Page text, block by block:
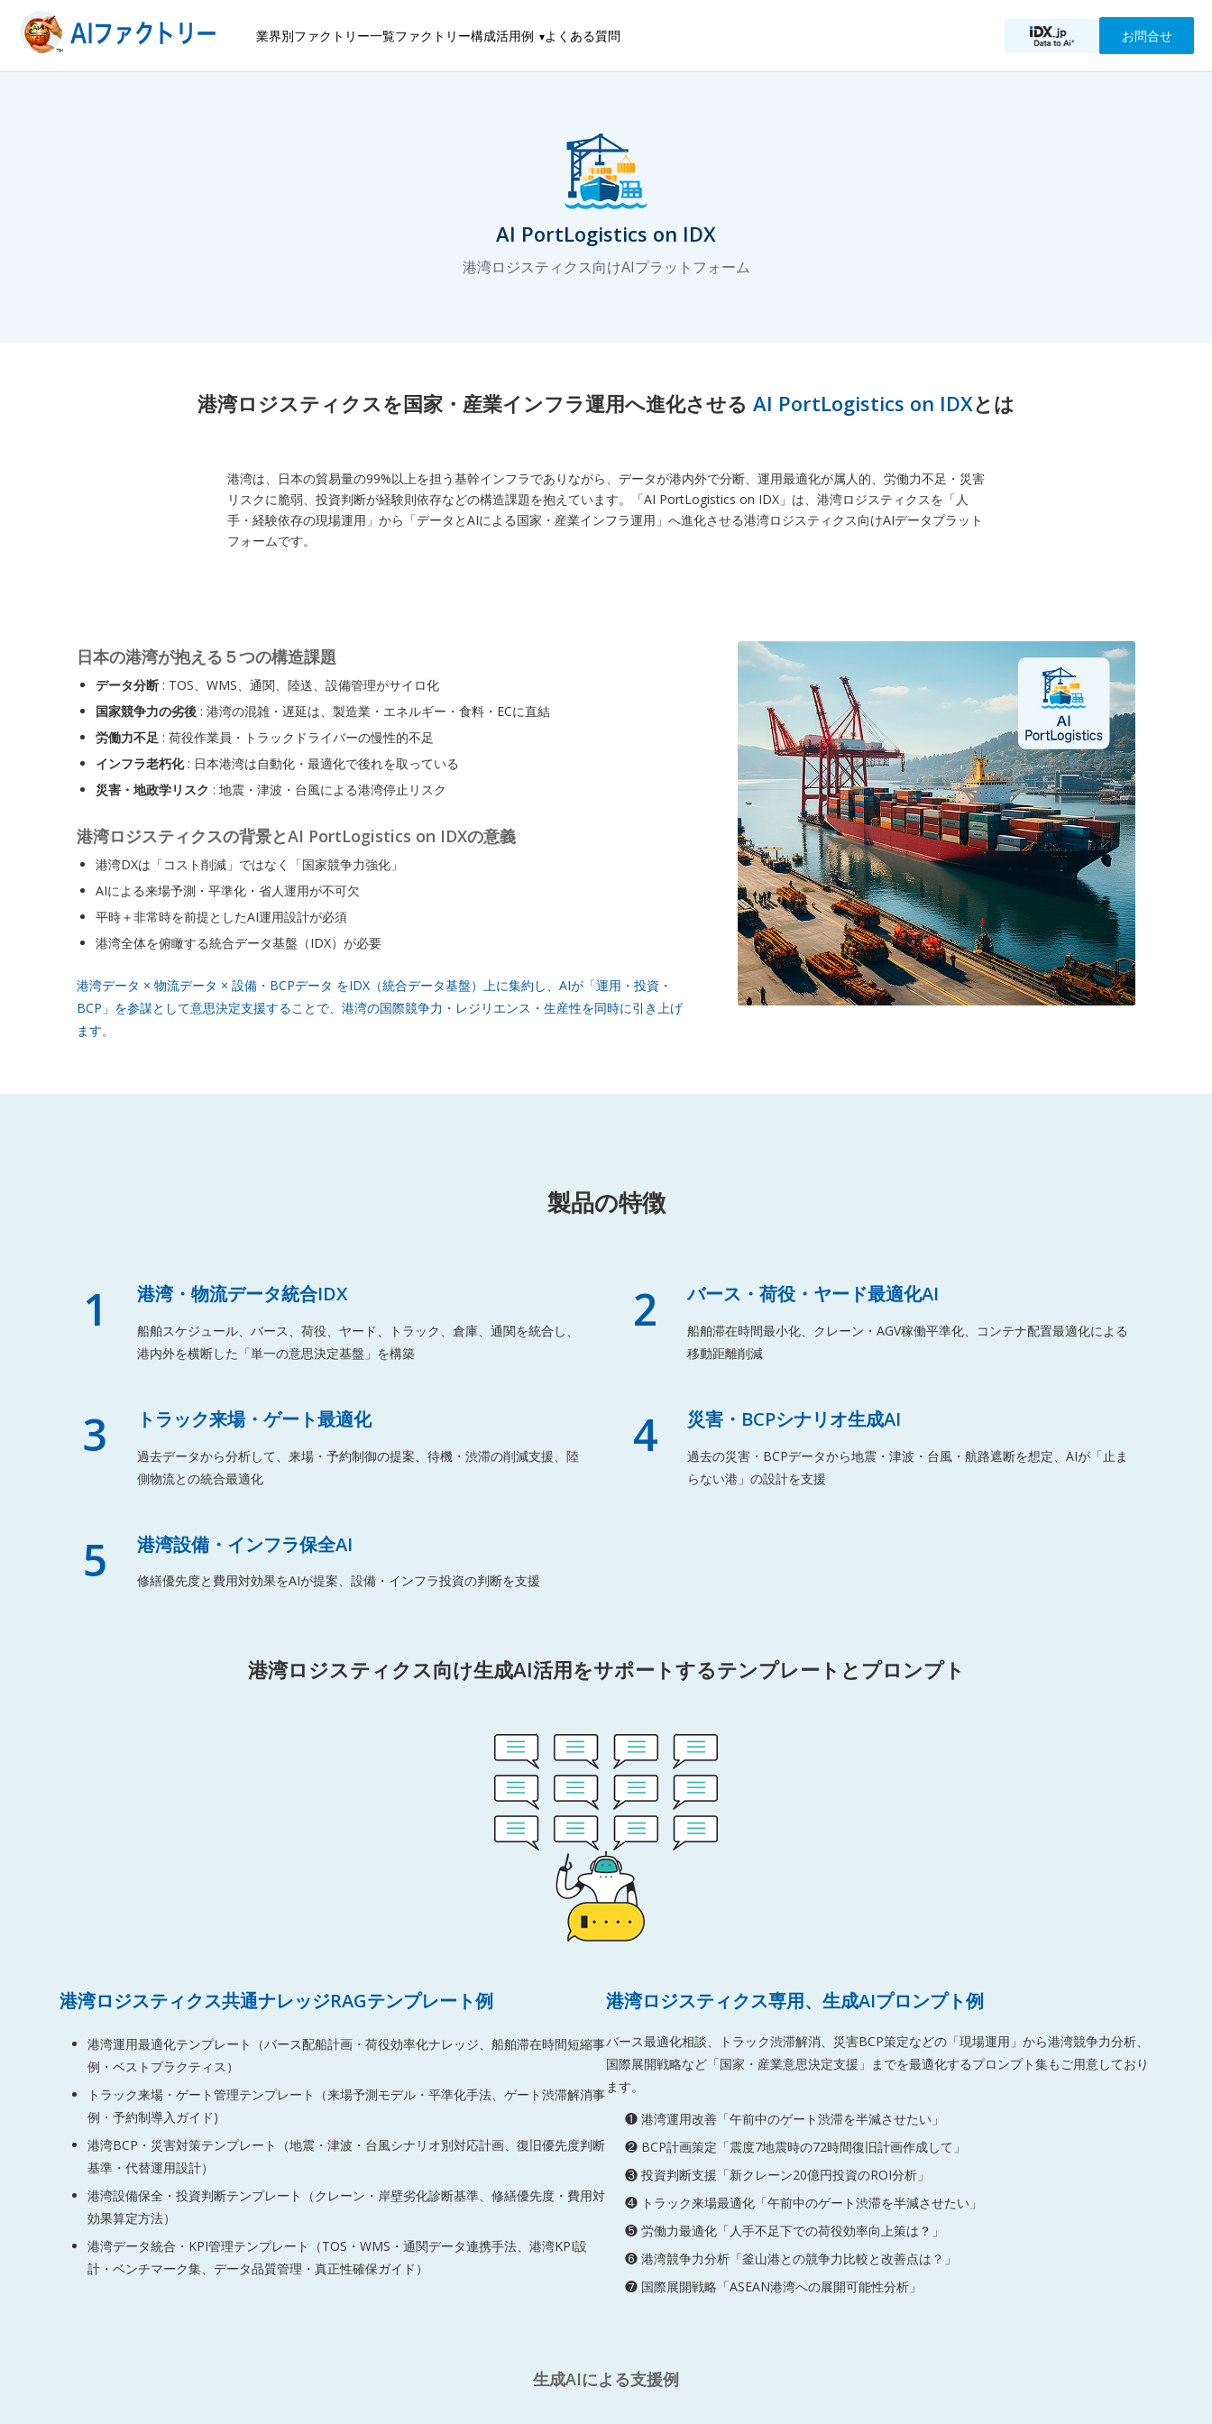
業界別ファクトリー一覧ファクトリー構成活用例 よくある質問 お問合せ
AI PortLogistics on IDX
港湾ロジスティクス向けAIプラットフォーム
港湾ロジスティクスを国家・産業インフラ運用へ進化させる AI PortLogistics on IDXとは
港湾は、日本の貿易量の99%以上を担う基幹インフラでありながら、データが港内外で分断、運用最適化が属人的、労働力不足・災害
リスクに脆弱、投資判断が経験則依存などの構造課題を抱えています。「AI PortLogistics on IDX」は、港湾ロジスティクスを「人
手・経験依存の現場運用」から「データとAIによる国家・産業インフラ運用」へ進化させる港湾ロジスティクス向けAIデータプラット
フォームです。
日本の港湾が抱える５つの構造課題
データ分断 : TOS、WMS、通関、陸送、設備管理がサイロ化
国家競争力の劣後 : 港湾の混雑・遅延は、製造業・エネルギー・食料・ECに直結
労働力不足 : 荷役作業員・トラックドライバーの慢性的不足
インフラ老朽化: 日本港湾は自動化・最適化で後れを取っている
災害・地政学リスク : 地震・津波・台風による港湾停止リスク
港湾ロジスティクスの背景とAI PortLogistics on IDXの意義
港湾DXは「コスト削減」ではなく「国家競争力強化」
AIによる来場予測・平準化・省人運用が不可欠
平時＋非常時を前提としたAI運用設計が必須
港湾全体を俯瞰する統合データ基盤（IDX）が必要
港湾データ × 物流データ × 設備・BCPデータ をIDX（統合データ基盤）上に集約し、AIが「運用・投資・
BCP」を参謀として意思決定支援することで、港湾の国際競争力・レジリエンス・生産性を同時に引き上げ
ます。
製品の特徴
1 港湾・物流データ統合IDX
船舶スケジュール、バース、荷役、ヤード、トラック、倉庫、通関を統合し、
港内外を横断した「単一の意思決定基盤」を構築
2 バース・荷役・ヤード最適化AI
船舶滞在時間最小化、クレーン・AGV稼働平準化、コンテナ配置最適化による
移動距離削減
3 トラック来場・ゲート最適化
過去データから分析して、来場・予約制御の提案、待機・渋滞の削減支援、陸
側物流との統合最適化
4 災害・BCPシナリオ生成AI
過去の災害・BCPデータから地震・津波・台風・航路遮断を想定、AIが「止ま
らない港」の設計を支援
5 港湾設備・インフラ保全AI
修繕優先度と費用対効果をAIが提案、設備・インフラ投資の判断を支援
港湾ロジスティクス向け生成AI活用をサポートするテンプレートとプロンプト
港湾ロジスティクス共通ナレッジRAGテンプレート例
港湾運用最適化テンプレート（バース配船計画・荷役効率化ナレッジ、船舶滞在時間短縮事
例・ベストプラクティス）
トラック来場・ゲート管理テンプレート（来場予測モデル・平準化手法、ゲート渋滞解消事
例・予約制導入ガイド)
港湾BCP・災害対策テンプレート（地震・津波・台風シナリオ別対応計画、復旧優先度判断
基準・代替運用設計）
港湾設備保全・投資判断テンプレート（クレーン・岸壁劣化診断基準、修繕優先度・費用対
効果算定方法）
港湾データ統合・KPI管理テンプレート（TOS・WMS・通関データ連携手法、港湾KPI設
計・ベンチマーク集、データ品質管理・真正性確保ガイド）
港湾ロジスティクス専用、生成AIプロンプト例
バース最適化相談、トラック渋滞解消、災害BCP策定などの「現場運用」から港湾競争力分析、
国際展開戦略など「国家・産業意思決定支援」までを最適化するプロンプト集もご用意しており
ます。
❶ 港湾運用改善「午前中のゲート渋滞を半減させたい」
❷ BCP計画策定「震度7地震時の72時間復旧計画作成して」
❸ 投資判断支援「新クレーン20億円投資のROI分析」
❹ トラック来場最適化「午前中のゲート渋滞を半減させたい」
❺ 労働力最適化「人手不足下での荷役効率向上策は？」
❻ 港湾競争力分析「釜山港との競争力比較と改善点は？」
❼ 国際展開戦略「ASEAN港湾への展開可能性分析」
生成AIによる支援例